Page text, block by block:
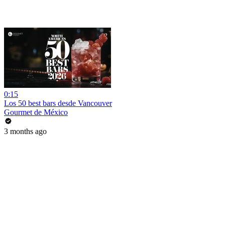
0:15
Los 50 best bars desde Vancouver
Gourmet de México
3 months ago